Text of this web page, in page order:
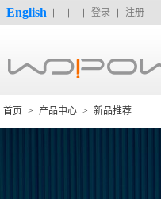
English 登录 注册
首页 > 产品中心 > 新品推荐